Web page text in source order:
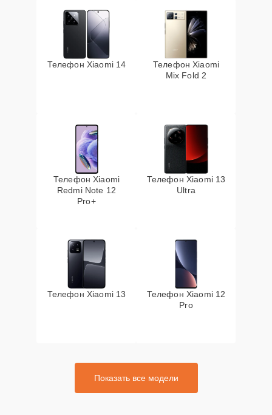
Телефон Xiaomi 14
Телефон Xiaomi
Mix Fold 2
Телефон Xiaomi
Redmi Note 12
Pro+
Телефон Xiaomi 13
Ultra
Телефон Xiaomi 13
Телефон Xiaomi 12
Pro
Показать все модели